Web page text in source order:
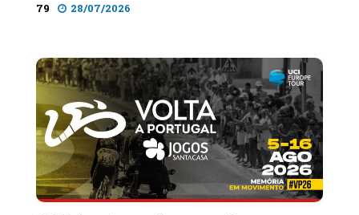
79 28/07/2026